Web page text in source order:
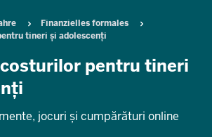
Finanzielles formales
tineri și adolescenți
pentru tineri
jocuri și cumpărături online